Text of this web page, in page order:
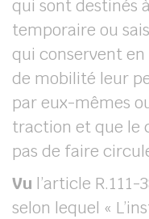
qui sont destinés
temporaire ou
qui conservent
de mobilité leur
par eux-mêmes
traction et que le
pas de faire
Vu l’article R.111-
selon lequel «